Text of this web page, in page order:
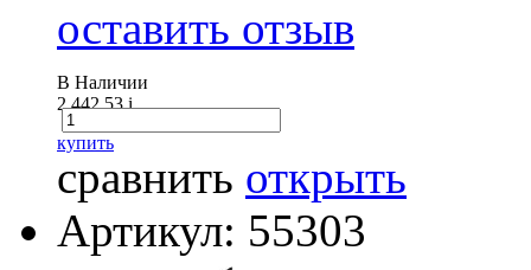
оставить отзыв
В Наличии
2 442.53i
купить
сравнить открыть
Артикул: 55303